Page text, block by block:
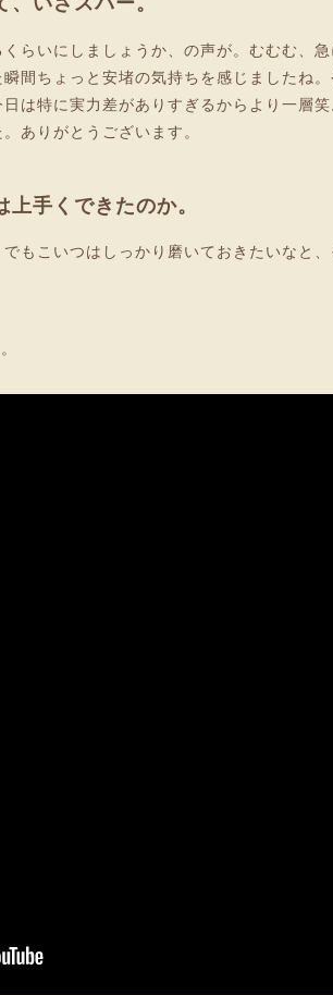
らいにしましょうか、の声が。むむむ、
間ちょっと安堵の気持ちを感じましたね
は特に実力差がありすぎるからより一層
ありがとうございます。
手くできたのか。
もこいつはしっかり磨いておきたいなと